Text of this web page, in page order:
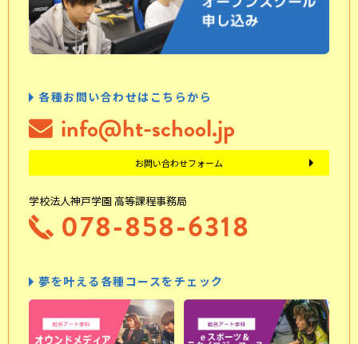
各種お問い合わせはこちらから
info@ht-school.jp
お問い合わせフォーム
学校法人神戸学園 高等課程事務局
078-858-6318
夢を叶える各種コースをチェック